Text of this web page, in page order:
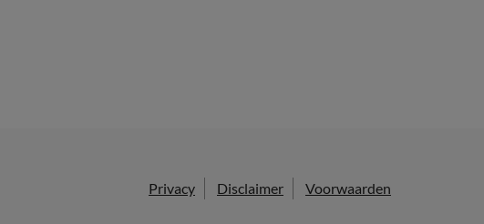
Privacy Disclaimer Voorwaarden